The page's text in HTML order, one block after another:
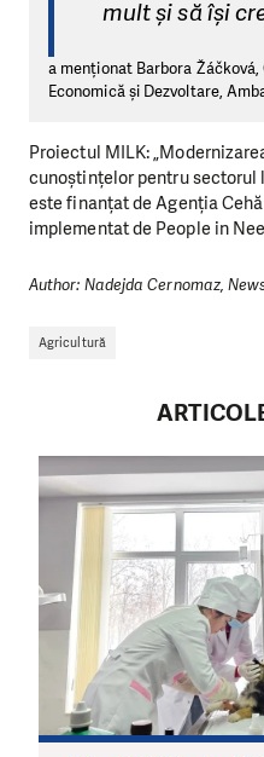
mult și să își
a menționat Barbora
Economică și Dezvoltare,
Proiectul MILK:
cunoștințelor pentru sectorul
este finanțat de Agenția
implementat de People in
Author: Nadejda Cernomaz,
Agricultură